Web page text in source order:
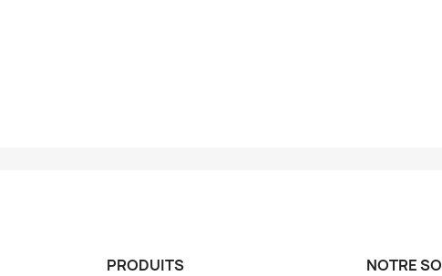
PRODUITS NOTRE